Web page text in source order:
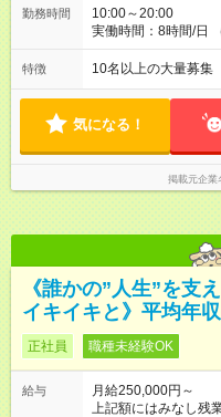
業代 32,600円／月
勤務時間
10:00～20:00
実働時間：8時間/日 （休憩120分）
業少なめ＆通勤も楽
とゆっくりなので、
生活との両立が叶い
特徴 10名以上の大量募集
気になる！
掲載元企業
《誰かの”人生”を支
イキイキと》平均年
正社員 職種未経験OK
給与
月給250,000円～
上記額にはみなし残